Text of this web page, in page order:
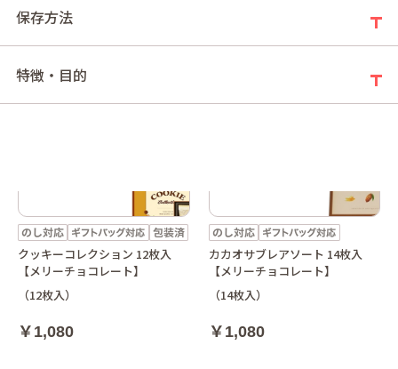
保存方法
特徴・目的
クッキーコレクション 12枚入
【メリーチョコレート】
（12枚入）
￥1,080
カカオサブレアソート 14枚入
【メリーチョコレート】
（14枚入）
￥1,080